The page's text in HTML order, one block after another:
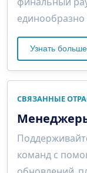
единообразно
Узнать
СВЯЗАННЫЕ
команд с